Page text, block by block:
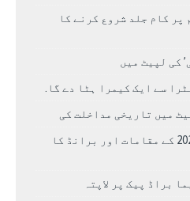
پر کام جلد شروع کرنے کا
کی لپیٹ میں
میں تاریخی مداخلت کی
مردوں کے کرکٹ ورلڈ کپ 2027 کے مقامات اور برانڈ کا